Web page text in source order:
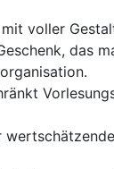
voller
das